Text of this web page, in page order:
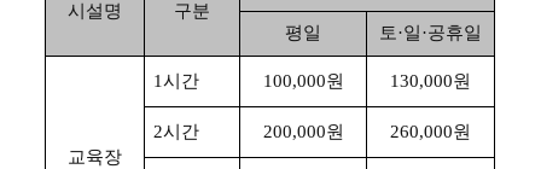
시설명 구분
평일 토·일·공휴일
교육장
1시간 100,000원 130,000원
2시간 200,000원 260,000원